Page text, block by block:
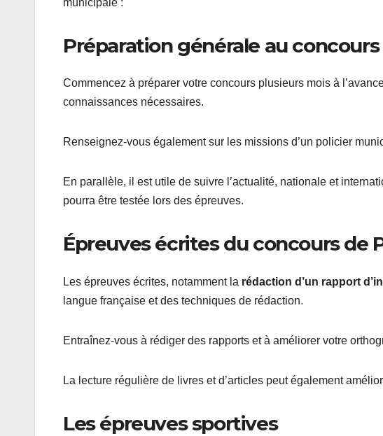
Préparation générale au
Commencez à préparer votre concours plusieurs mois à
connaissances nécessaires.
Renseignez-vous également sur les missions d’un policier
En parallèle, il est utile de suivre l’actualité, nationale et
pourra être testée lors des épreuves.
Épreuves écrites du concours de
Les épreuves écrites, notamment la rédaction d’un rapport
langue française et des techniques de rédaction.
Entraînez-vous à rédiger des rapports et à améliorer votre
La lecture régulière de livres et d’articles peut également
Les épreuves sportives